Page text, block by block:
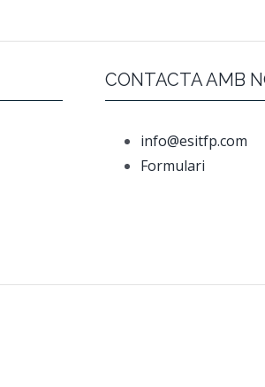
CONTACTA AMB
info@esitfp.com
Formulari